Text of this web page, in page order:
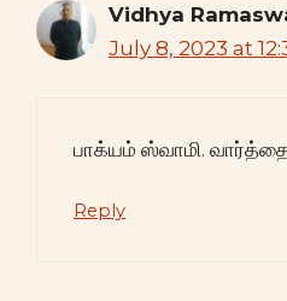
Vidhya
July 8, 2023 at
பாக்யம் ஸ்வாமி.
Reply